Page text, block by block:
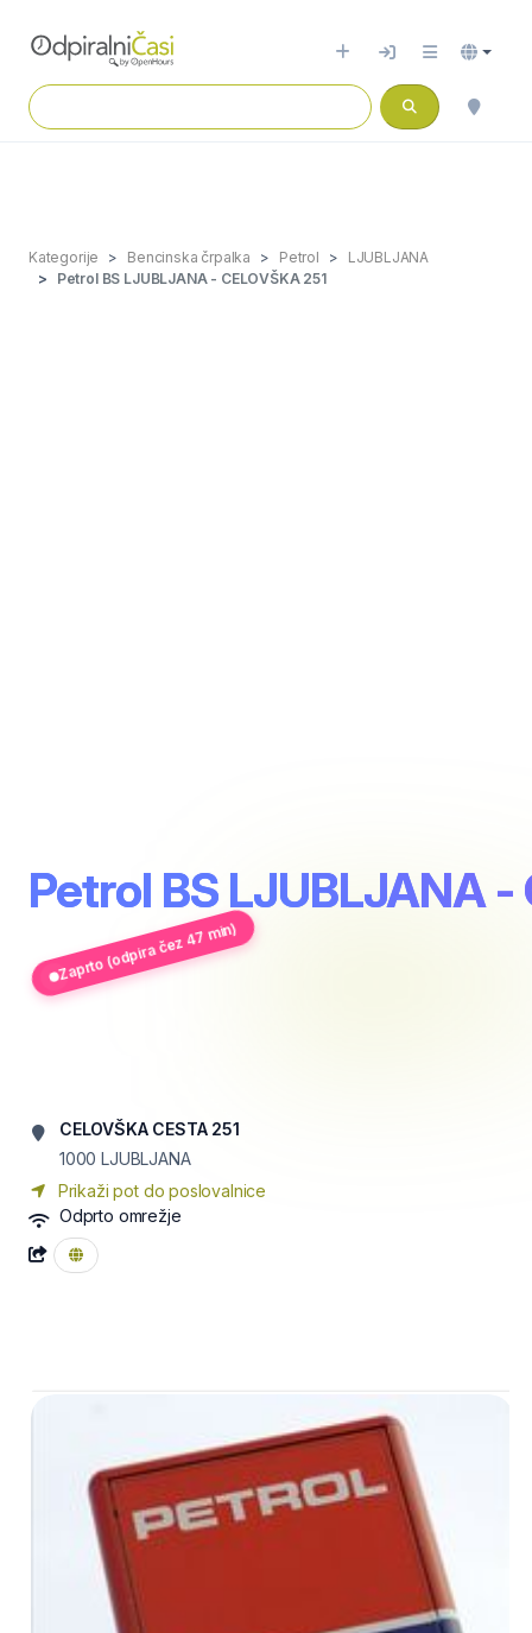
Kategorije Bencinska črpalka Petrol
LJUBLJANA
Petrol BS LJUBLJANA - CELOVŠKA 251
Petrol BS LJUBLJANA -
Zaprto (odpira čez 47 min)
CELOVŠKA CESTA 251
1000 LJUBLJANA
Prikaži pot do poslovalnice
Odprto omrežje